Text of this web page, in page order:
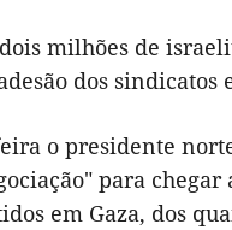
milhões de
dos sindicatos
o presidente
para
em Gaza, dos